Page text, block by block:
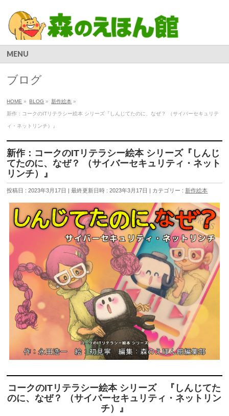
MENU
ブログ
HOME » BLOG » 新作絵本 »
新作：コークのITリテラシー絵本 シリーズ『しんじてたのに、なぜ？ （サイバーセキュリテ
ィ・ネットリンチ）』
新作：コークのITリテラシー絵本 シリーズ『しんじ
てたのに、なぜ？ （サイバーセキュリティ・ネット
リンチ）』
投稿日 : 2023年3月17日 最終更新日時 : 2023年3月17日 カテゴリー : 新作絵本
コークのITリテラシー絵本 シリーズ 『しんじてた
のに、なぜ？ （サイバーセキュリティ・ネットリン
チ）』